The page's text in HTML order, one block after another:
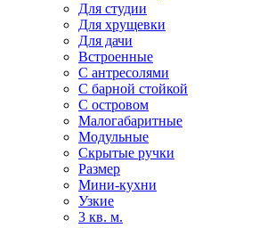
Для студии
Для хрущевки
Для дачи
Встроенные
С антресолями
С барной стойкой
С островом
Малогабаритные
Модульные
Скрытые ручки
Размер
Мини-кухни
Узкие
3 кв. м.